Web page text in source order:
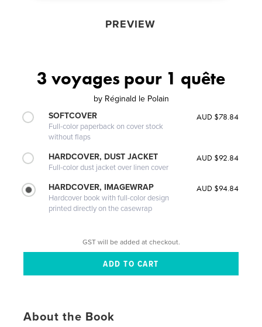
PREVIEW
3 voyages pour 1 quête
by Réginald le Polain
SOFTCOVER
Full-color paperback on cover stock
without flaps
AUD $78.84
HARDCOVER, DUST JACKET
Full-color dust jacket over linen cover
AUD $92.84
HARDCOVER, IMAGEWRAP
Hardcover book with full-color design
printed directly on the casewrap
AUD $94.84
GST will be added at checkout.
About the Book